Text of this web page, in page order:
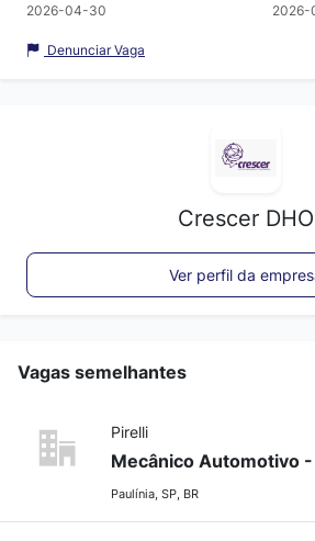
2026-04-30
2026-
Denunciar Vaga
Crescer DHO
Ver perfil da
Vagas semelhantes
Pirelli
Paulínia, SP, BR